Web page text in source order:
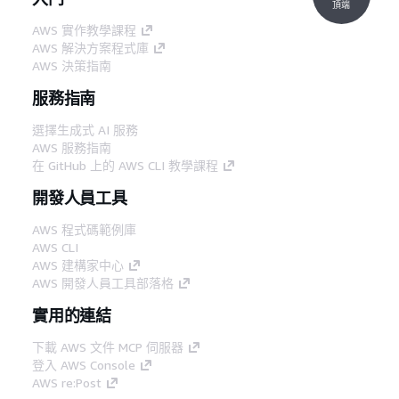
AWS 實作教學課程
AWS 解決方案程式庫
AWS 決策指南
服務指南
選擇生成式 AI 服務
AWS 服務指南
在 GitHub 上的 AWS CLI 教學課程
開發人員工具
AWS 程式碼範例庫
AWS CLI
AWS 建構家中心
AWS 開發人員工具部落格
實用的連結
下載 AWS 文件 MCP 伺服器
登入 AWS Console
AWS re:Post
頂端